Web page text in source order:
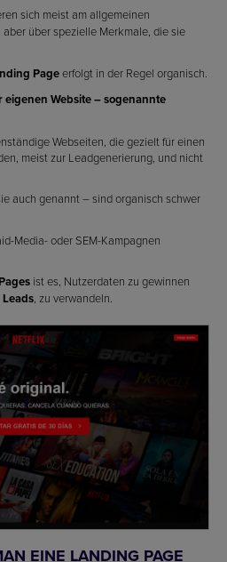
sich meist am allgemeinen
über spezielle Merkmale, die sie
Pageerfolgt in der Regel organisch.
Website – sogenannte
Webseiten, die gezielt für einen
meist zur Leadgenerierung, und nicht
auch genannt – sind organisch schwer
Media- oder SEM-Kampagnen
ist es, Nutzerdaten zu gewinnen
Leads, zu verwandeln.
EINE LANDING PAGE